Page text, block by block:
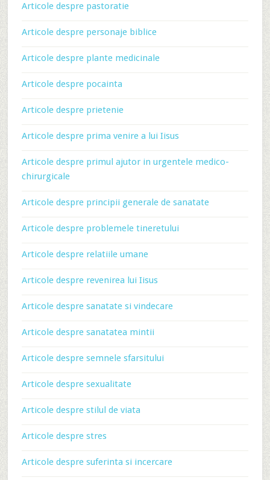
Articole despre pastoratie
Articole despre personaje biblice
Articole despre plante medicinale
Articole despre pocainta
Articole despre prietenie
Articole despre prima venire a lui Iisus
Articole despre primul ajutor in urgentele medico-
chirurgicale
Articole despre principii generale de sanatate
Articole despre problemele tineretului
Articole despre relatiile umane
Articole despre revenirea lui Iisus
Articole despre sanatate si vindecare
Articole despre sanatatea mintii
Articole despre semnele sfarsitului
Articole despre sexualitate
Articole despre stilul de viata
Articole despre stres
Articole despre suferinta si incercare